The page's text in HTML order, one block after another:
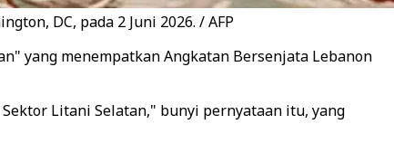
DC, pada 2 Juni 2026. / AFP
yang menempatkan Angkatan Bersenjata Lebanon
Litani Selatan," bunyi pernyataan itu, yang